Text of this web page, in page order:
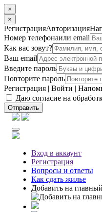
×
×
РегистрацияАвторизация
Номер телефонаили email
Как вас зовут?
Ваш email
Введите пароль
Повторите пароль
Регистрация | Войти |
Даю согласие на
Отправить
Вход в аккаунт
Регистрация
Вопросы и ответы
Как сдать жилье
Добавить на